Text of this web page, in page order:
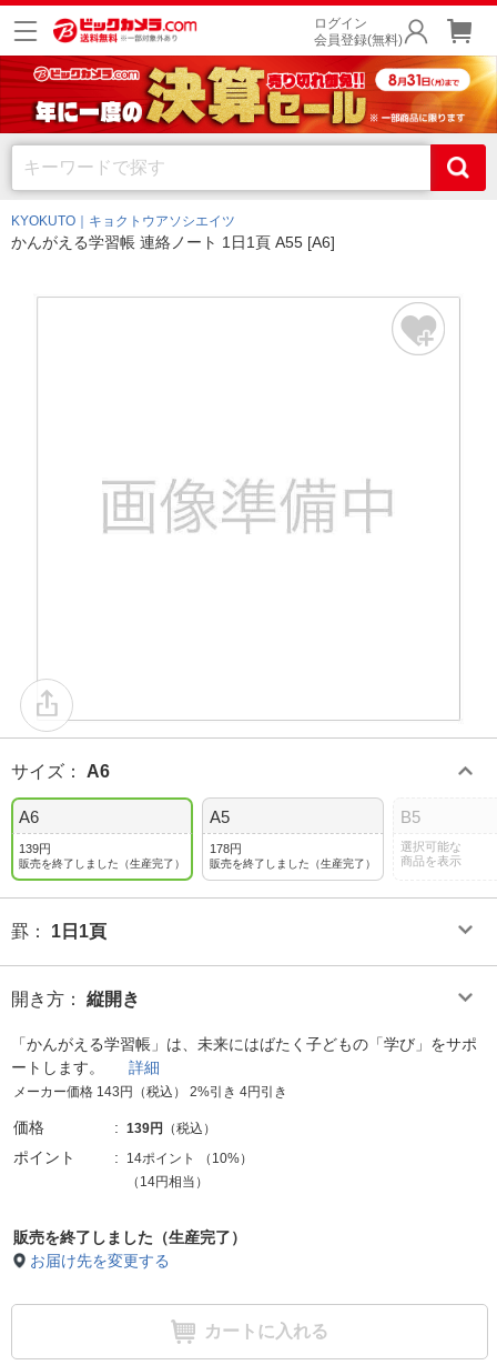
ログイン
会員登録(無料)
KYOKUTO｜キョクトウアソシエイツ
かんがえる学習帳 連絡ノート 1日1頁 A55 [A6]
サイズ ： A6
A6
139円
販売を終了しました（生産完了）
A5
178円
販売を終了しました（生産完了）
B5
選択可能な
商品を表示
罫 ： 1日1頁
開き方 ： 縦開き
「かんがえる学習帳」は、未来にはばたく子どもの「学び」をサポ
ートします。 詳細
メーカー価格 143円（税込） 2%引き 4円引き
価格 139円 （税込）
ポイント 14ポイント （ 10%）
（14円相当）
販売を終了しました（生産完了）
お届け先を変更する
カートに入れる